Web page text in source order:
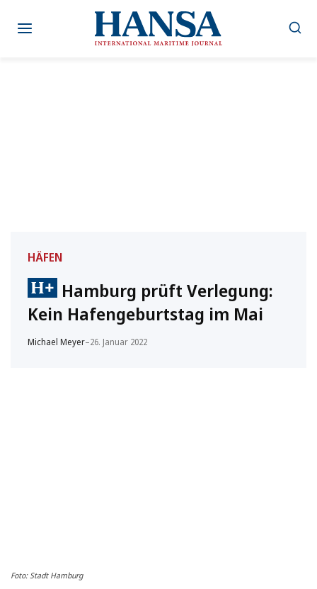
Inhalt
HÄFEN
Hamburg prüft Verlegung:
Kein Hafengeburtstag im Mai
Michael Meyer–26. Januar 2022
Foto: Stadt Hamburg